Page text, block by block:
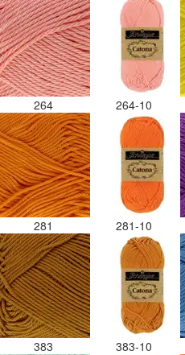
264 264-10
281 281-10
383 383-10